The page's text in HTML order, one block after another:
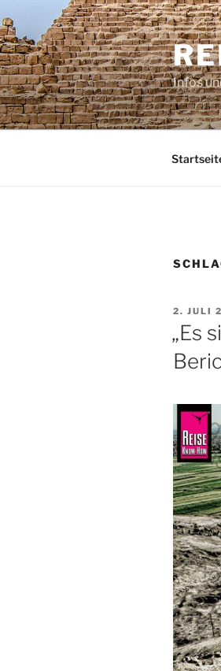
Inhalt
springen
Infos
AM
2. JULI
„Es